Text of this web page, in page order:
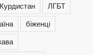
Курдистан
ЛГБТ
біженці